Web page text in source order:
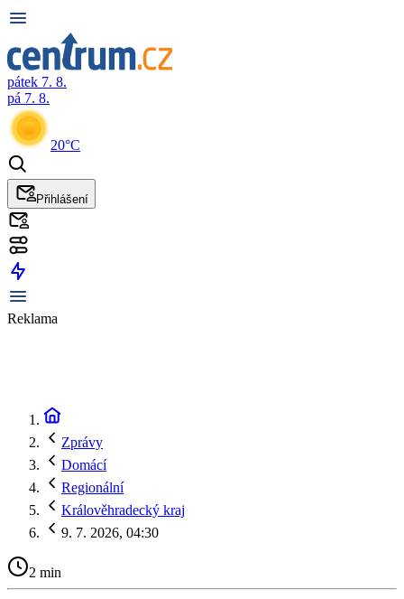
pátek 7. 8.
pá 7. 8.
20°C
Přihlášení
Reklama
Zprávy
Domácí
Regionální
Králověhradecký kraj
9. 7. 2026, 04:30
2 min